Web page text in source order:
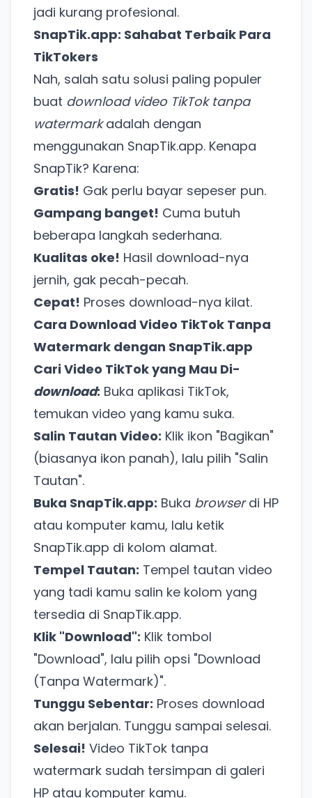
jadi kurang profesional.
SnapTik.app: Sahabat Terbaik Para
TikTokers
Nah, salah satu solusi paling populer
buat download video TikTok tanpa
watermarkadalah dengan
menggunakan SnapTik.app. Kenapa
SnapTik? Karena:
Gratis! Gak perlu bayar sepeser pun.
Gampang banget! Cuma butuh
beberapa langkah sederhana.
Kualitas oke! Hasil download-nya
jernih, gak pecah-pecah.
Cepat! Proses download-nya kilat.
Cara Download Video TikTok Tanpa
Watermark dengan SnapTik.app
Cari Video TikTok yang Mau Di-
download: Buka aplikasi TikTok,
temukan video yang kamu suka.
Salin Tautan Video: Klik ikon "Bagikan"
(biasanya ikon panah), lalu pilih "Salin
Tautan".
Buka SnapTik.app: Buka browserdi HP
atau komputer kamu, lalu ketik
SnapTik.app di kolom alamat.
Tempel Tautan: Tempel tautan video
yang tadi kamu salin ke kolom yang
tersedia di SnapTik.app.
Klik "Download": Klik tombol
"Download", lalu pilih opsi "Download
(Tanpa Watermark)".
Tunggu Sebentar: Proses download
akan berjalan. Tunggu sampai selesai.
Selesai! Video TikTok tanpa
watermark sudah tersimpan di galeri
HP atau komputer kamu.